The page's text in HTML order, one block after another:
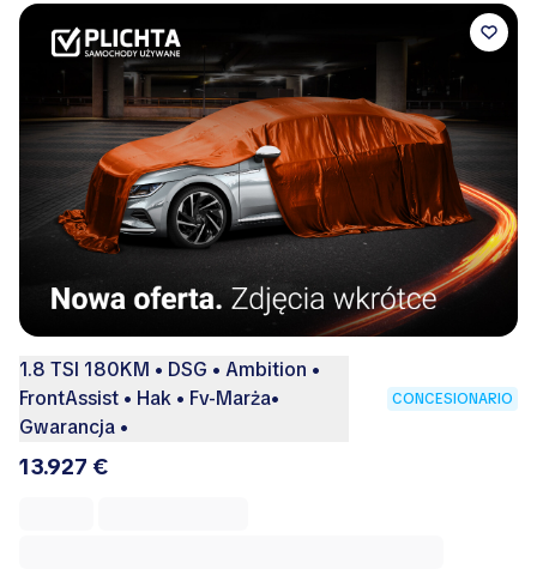
1.8 TSI 180KM • DSG • Ambition •
FrontAssist • Hak • Fv-Marża•
Gwarancja •
CONCESIONARIO
13.927 €